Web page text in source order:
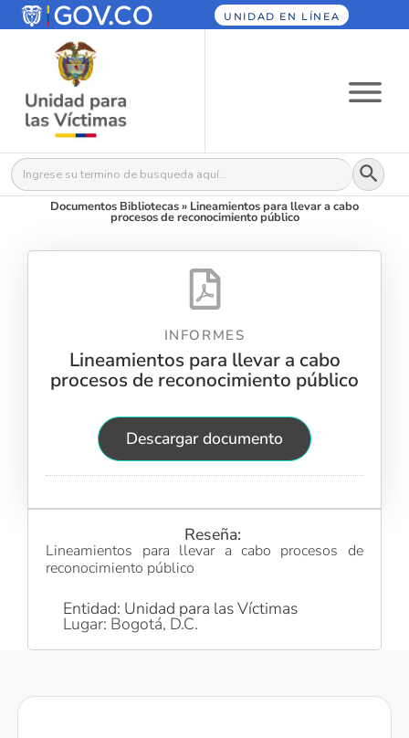
UNIDAD EN LÍNEA
Buscar: Botón
Documentos Bibliotecas» Lineamientos para llevar a cabo
procesos de reconocimiento público
INFORMES
Lineamientos para llevar a cabo
procesos de reconocimiento público
Descargar documento
Reseña:
Lineamientos para llevar a cabo procesos de
reconocimiento público
Entidad: Unidad para las Víctimas
Lugar: Bogotá, D.C.